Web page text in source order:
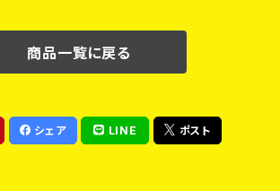
商品一覧に戻る
シェア LINE ポスト